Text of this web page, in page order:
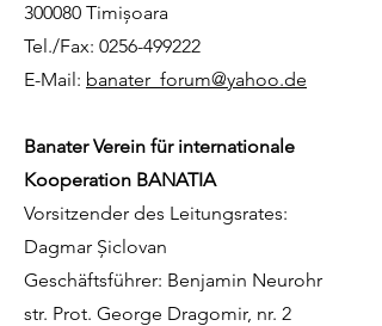
300080 Timișoara
Tel./Fax: 0256-499222
E-Mail: banater_forum@yahoo.de
Banater Verein für internationale
Kooperation BANATIA
Vorsitzender des Leitungsrates:
Dagmar Șiclovan
Geschäftsführer: Benjamin Neurohr
str. Prot. George Dragomir, nr. 2